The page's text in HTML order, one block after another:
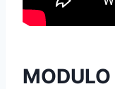
MODULO